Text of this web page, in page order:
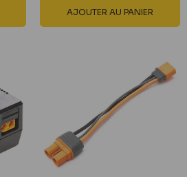
AJOUTER AU PANIER